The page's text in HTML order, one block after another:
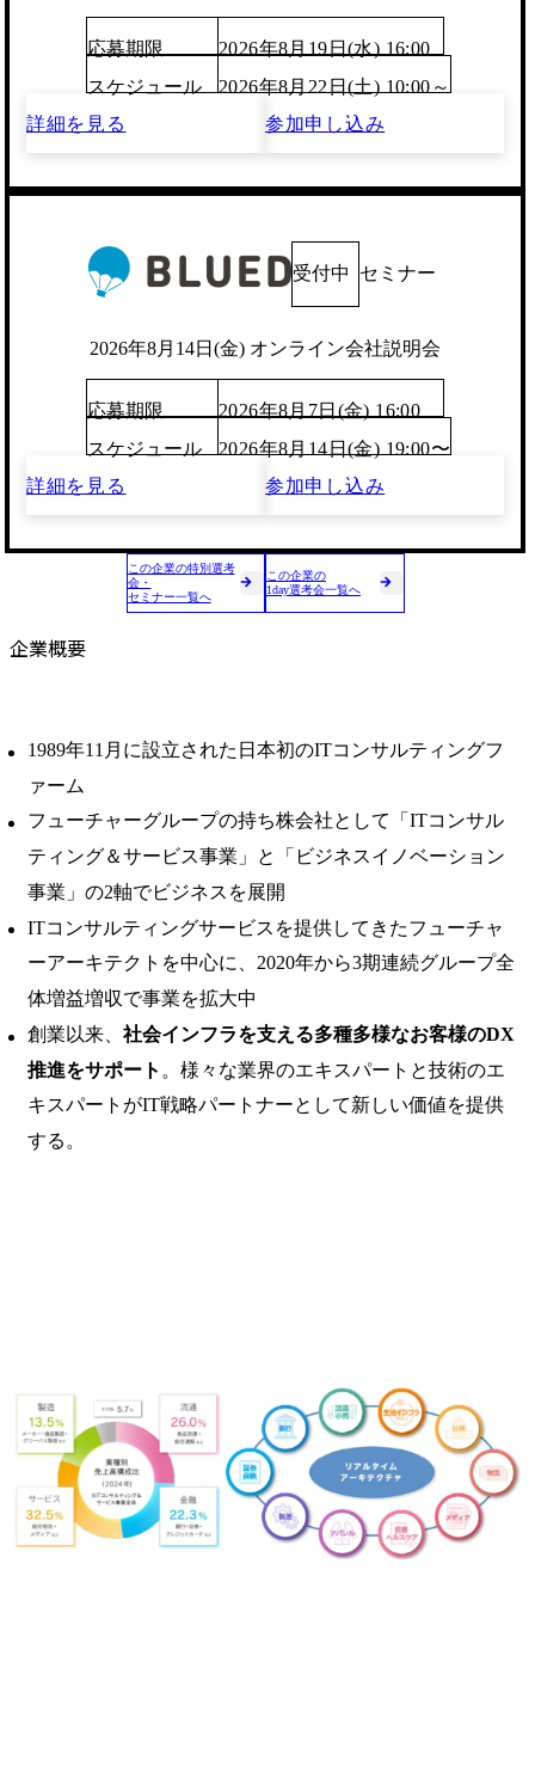
応募期限
2026年8月19日(水) 16:00
スケジュール
2026年8月22日(土) 10:00～
詳細を見る
参加申し込み
受付中 セミナー
2026年8月14日(金) オンライン会社説明会
応募期限
2026年8月7日(金) 16:00
スケジュール
2026年8月14日(金) 19:00〜
詳細を見る
参加申し込み
この企業の特別選考
会・
セミナー一覧へ
この企業の
1day選考会一覧へ
企業概要
1989年11月に設立された日本初のITコンサルティングフ
ァーム
フューチャーグループの持ち株会社として「ITコンサル
ティング＆サービス事業」と「ビジネスイノベーション
事業」の2軸でビジネスを展開
ITコンサルティングサービスを提供してきたフューチャ
ーアーキテクトを中心に、2020年から3期連続グループ全
体増益増収で事業を拡大中
創業以来、 社会インフラを支える多種多様なお客様のDX
推進をサポート 。様々な業界のエキスパートと技術のエ
キスパートがIT戦略パートナーとして新しい価値を提供
する。